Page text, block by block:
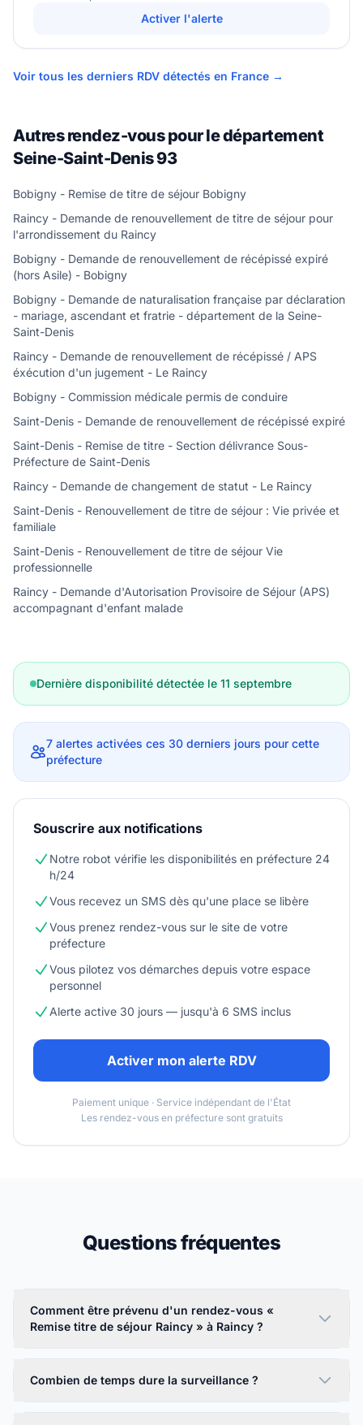
Activer l'alerte
Voir tous les derniers RDV détectés en France →
Autres rendez-vous pour le département
Seine-Saint-Denis 93
Bobigny - Remise de titre de séjour Bobigny
Raincy - Demande de renouvellement de titre de séjour pour
l'arrondissement du Raincy
Bobigny - Demande de renouvellement de récépissé expiré
(hors Asile) - Bobigny
Bobigny - Demande de naturalisation française par déclaration
- mariage, ascendant et fratrie - département de la Seine-
Saint-Denis
Raincy - Demande de renouvellement de récépissé / APS
éxécution d'un jugement - Le Raincy
Bobigny - Commission médicale permis de conduire
Saint-Denis - Demande de renouvellement de récépissé expiré
Saint-Denis - Remise de titre - Section délivrance Sous-
Préfecture de Saint-Denis
Raincy - Demande de changement de statut - Le Raincy
Saint-Denis - Renouvellement de titre de séjour : Vie privée et
familiale
Saint-Denis - Renouvellement de titre de séjour Vie
professionnelle
Raincy - Demande d'Autorisation Provisoire de Séjour (APS)
accompagnant d'enfant malade
Dernière disponibilité détectée le 11 septembre
7 alertes activées ces 30 derniers jours pour cette
préfecture
Souscrire aux notifications
Notre robot vérifie les disponibilités en préfecture 24
h/24
Vous recevez un SMS dès qu'une place se libère
Vous prenez rendez-vous sur le site de votre
préfecture
Vous pilotez vos démarches depuis votre espace
personnel
Alerte active 30 jours — jusqu'à 6 SMS inclus
Activer mon alerte RDV
Paiement unique · Service indépendant de l'État
Les rendez-vous en préfecture sont gratuits
Questions fréquentes
Comment être prévenu d'un rendez-vous «
Remise titre de séjour Raincy » à Raincy ?
Combien de temps dure la surveillance ?